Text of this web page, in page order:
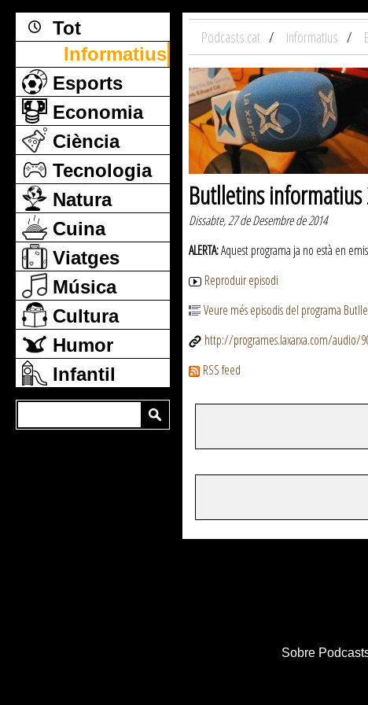
Tot
Informatius
Esports
Economia
Ciència
Tecnologia
Natura
Cuina
Viatges
Música
Cultura
Humor
Infantil
Podcasts.cat Informatius
Butlletins
Dissabte, 27 de Desembre de 2014
ALERTA:Aquest programa ja no està en
Reproduir episodi
Veure més episodis del programa
http://programes.laxarxa.com/audio/
RSS feed
Sobre